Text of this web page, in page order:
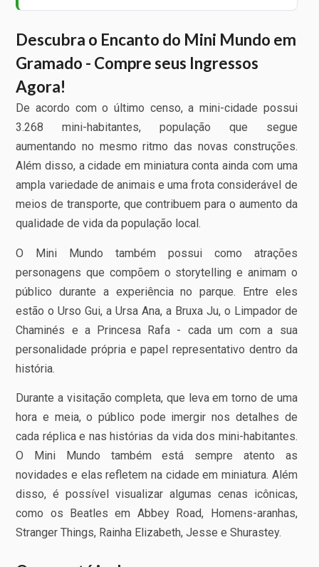
Descubra o Encanto do Mini Mundo em
Gramado - Compre seus Ingressos
Agora!
De acordo com o último censo, a mini-cidade possui
3.268 mini-habitantes, população que segue
aumentando no mesmo ritmo das novas construções.
Além disso, a cidade em miniatura conta ainda com uma
ampla variedade de animais e uma frota considerável de
meios de transporte, que contribuem para o aumento da
qualidade de vida da população local.
O Mini Mundo também possui como atrações
personagens que compõem o storytelling e animam o
público durante a experiência no parque. Entre eles
estão o Urso Gui, a Ursa Ana, a Bruxa Ju, o Limpador de
Chaminés e a Princesa Rafa - cada um com a sua
personalidade própria e papel representativo dentro da
história.
Durante a visitação completa, que leva em torno de uma
hora e meia, o público pode imergir nos detalhes de
cada réplica e nas histórias da vida dos mini-habitantes.
O Mini Mundo também está sempre atento as
novidades e elas refletem na cidade em miniatura. Além
disso, é possível visualizar algumas cenas icônicas,
como os Beatles em Abbey Road, Homens-aranhas,
Stranger Things, Rainha Elizabeth, Jesse e Shurastey.